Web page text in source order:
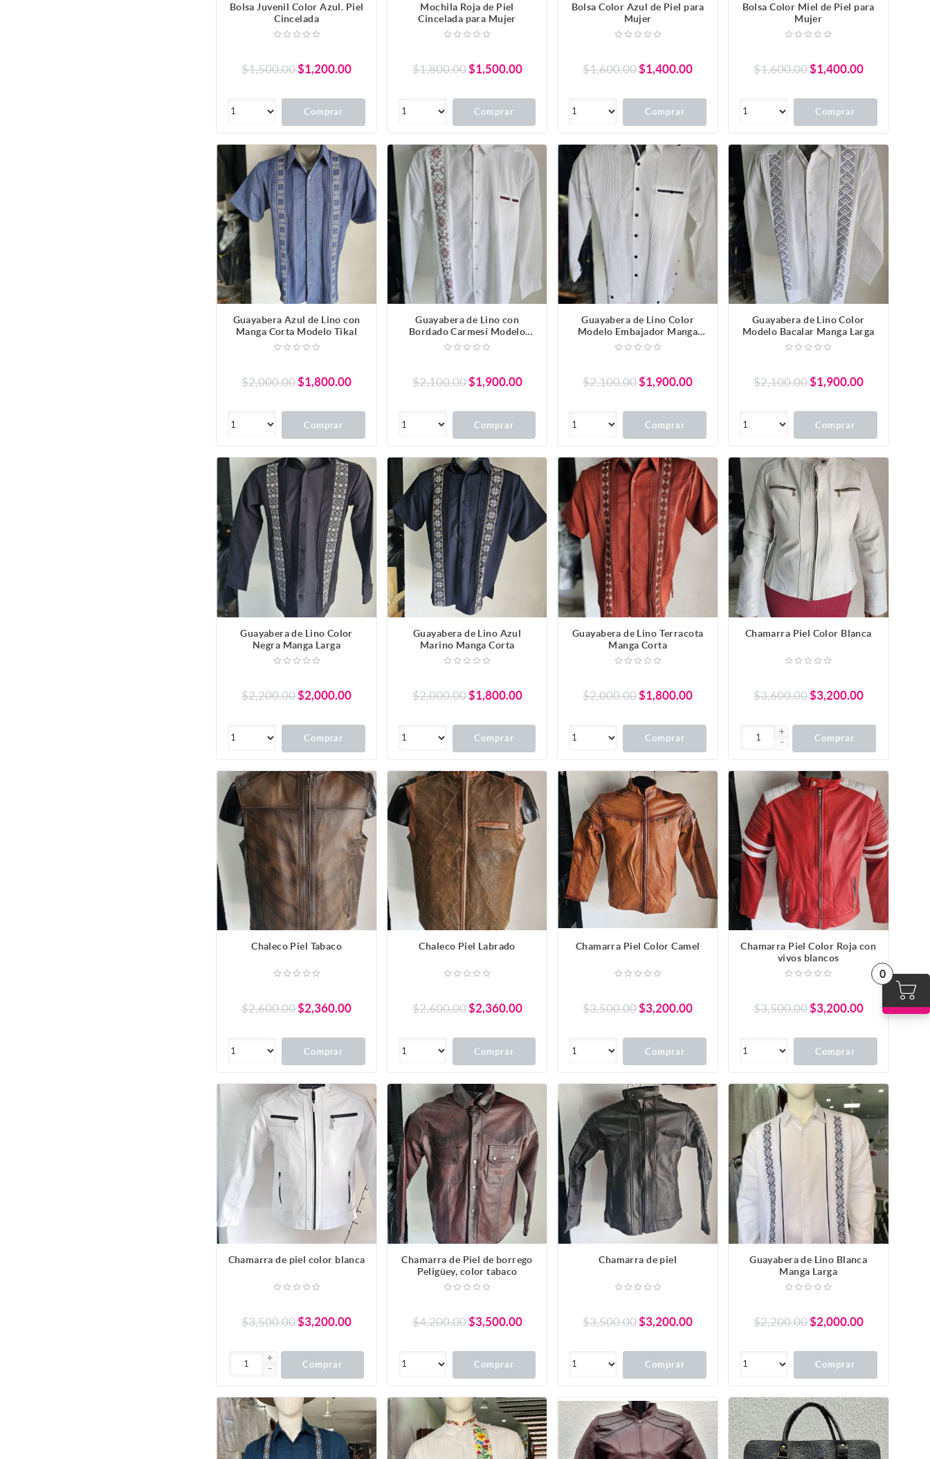
0
Bolsa Juvenil Color Azul. Piel
Cincelada
$1,500.00 $1,200.00
Comprar
Mochila Roja de Piel
Cincelada para Mujer
$1,800.00 $1,500.00
Comprar
Bolsa Color Azul de Piel para
Mujer
$1,600.00 $1,400.00
Comprar
Bolsa Color Miel de Piel para
Mujer
$1,600.00 $1,400.00
Comprar
Guayabera Azul de Lino con
Manga Corta Modelo Tikal
$2,000.00$1,800.00
Comprar
Guayabera de Lino con
Bordado Carmesí Modelo
Embajador Manga Larga
$2,100.00$1,900.00
Comprar
Guayabera de Lino Color
Modelo Embajador Manga
Larga
$2,100.00$1,900.00
Comprar
Guayabera de Lino Color
Modelo Bacalar Manga Larga
$2,100.00$1,900.00
Comprar
Guayabera de Lino Color
Negra Manga Larga
$2,200.00 $2,000.00
Comprar
Guayabera de Lino Azul
Marino Manga Corta
$2,000.00 $1,800.00
Comprar
Guayabera de Lino Terracota
Manga Corta
$2,000.00 $1,800.00
Comprar
Chamarra Piel Color Blanca
$3,600.00 $3,200.00
Comprar
Chaleco Piel Tabaco
$2,600.00$2,360.00
Comprar
Chaleco Piel Labrado
$2,600.00$2,360.00
Comprar
Chamarra Piel Color Camel
$3,500.00$3,200.00
Comprar
Chamarra Piel Color Roja con
vivos blancos
$3,500.00$3,200.00
Comprar
Chamarra de piel color blanca
$3,500.00$3,200.00
Comprar
Chamarra de Piel de borrego
Peligüey, color tabaco
$4,200.00$3,500.00
Comprar
Chamarra de piel
$3,500.00$3,200.00
Comprar
Guayabera de Lino Blanca
Manga Larga
$2,200.00$2,000.00
Comprar